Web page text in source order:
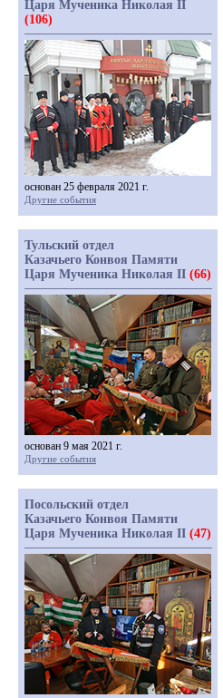
Царя Мученика Николая II
(106)
основан 25 февраля 2021 г.
Другие события
Тульский отдел
Казачьего Конвоя Памяти
Царя Мученика Николая II (66)
основан 9 мая 2021 г.
Другие события
Посольский отдел
Казачьего Конвоя Памяти
Царя Мученика Николая II (47)